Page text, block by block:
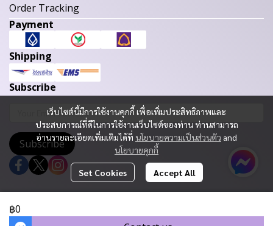
฿0
เว็บไซต์นี้มีการใช้งานคุกกี้ เพื่อเพิ่มประสิทธิภาพและ
ประสบการณ์ที่ดีในการใช้งานเว็บไซต์ของท่าน ท่านสามารถ
อ่านรายละเอียดเพิ่มเติมได้ที่ นโยบายความเป็นส่วนตัว and
นโยบายคุกกี้
Set Cookies Accept All
Order Tracking
Payment
Shipping
Subscribe
Subscribe
Today Visitor680